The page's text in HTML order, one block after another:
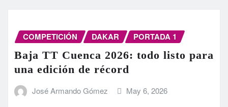
COMPETICIÓN DAKAR PORTADA 1
Baja TT Cuenca 2026: todo listo para
una edición de récord
José Armando Gómez May 6, 2026